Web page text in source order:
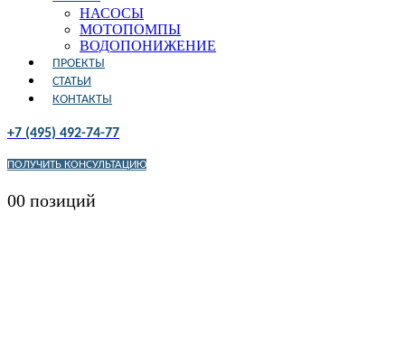
НАСОСЫ
МОТОПОМПЫ
ВОДОПОНИЖЕНИЕ
ПРОЕКТЫ
СТАТЬИ
КОНТАКТЫ
+7 (495) 492-74-77
ПОЛУЧИТЬ КОНСУЛЬТАЦИЮ
00 позиций